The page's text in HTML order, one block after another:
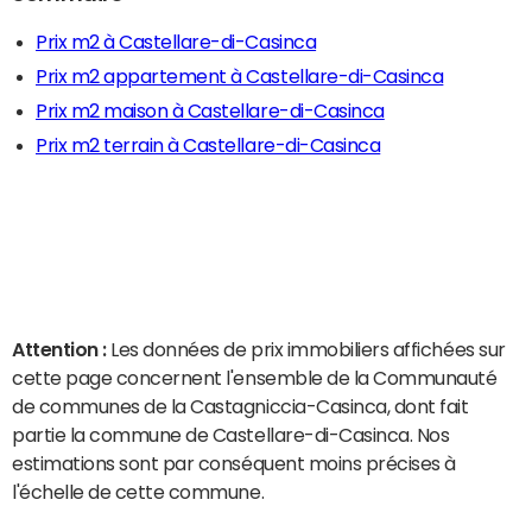
Prix m2 à Castellare-di-Casinca
Prix m2 appartement à Castellare-di-Casinca
Prix m2 maison à Castellare-di-Casinca
Prix m2 terrain à Castellare-di-Casinca
Attention : Les données de prix immobiliers affichées sur
cette page concernent l'ensemble de la Communauté
de communes de la Castagniccia-Casinca, dont fait
partie la commune de Castellare-di-Casinca. Nos
estimations sont par conséquent moins précises à
l'échelle de cette commune.